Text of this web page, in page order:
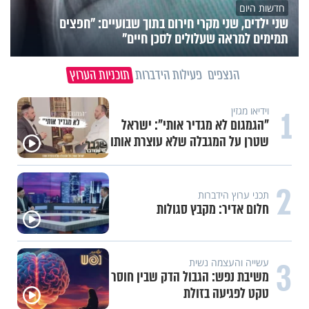
חדשות היום
שני ילדים, שני מקרי חירום בתוך שבועיים: "חפצים
תמימים למראה שעלולים לסכן חיים"
הנצפים פעילות הידברות תוכניות הערוץ
1 וידיאו מגזין
"הגמגום לא מגדיר אותי": ישראל
שטרן על המגבלה שלא עוצרת אותו
2 תכני ערוץ הידברות
חלום אדיר: מקבץ סגולות
3 עשייה והעצמה נשית
משיבת נפש: הגבול הדק שבין חוסר
טקט לפגיעה בזולת